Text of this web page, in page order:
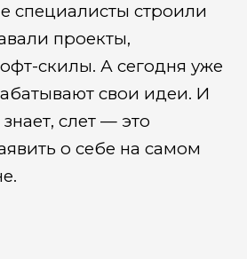
специалисты строили
проекты,
скилы. А сегодня уже
свои идеи. И
слет — это
о себе на самом